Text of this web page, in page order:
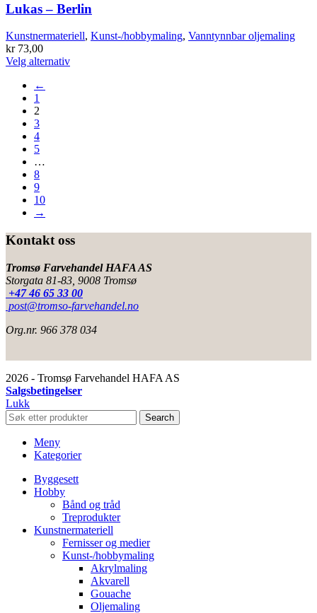
Lukas – Berlin
Kunstnermateriell, Kunst-/hobbymaling, Vanntynnbar oljemaling
kr73,00
Velg alternativDette
←
1
2
3
4
5
…
8
9
10
→
Kontakt oss
Tromsø Farvehandel HAFA AS
Storgata 81-83, 9008 Tromsø
+47 46 65 33 00
post@tromso-farvehandel.no
Org.nr. 966 378 034
2026 - Tromsø Farvehandel HAFA AS
Salgsbetingelser
Lukk
Search
Meny
Kategorier
Byggesett
Hobby
Bånd og tråd
Treprodukter
Kunstnermateriell
Fernisser og medier
Kunst-/hobbymaling
Akrylmaling
Akvarell
Gouache
Oljemaling